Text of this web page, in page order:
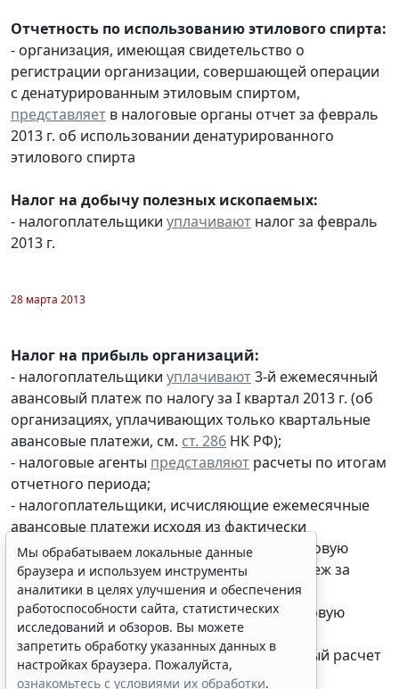
Отчетность по использованию этилового спирта:
- организация, имеющая свидетельство о
регистрации организации, совершающей операции
с денатурированным этиловым спиртом,
представляет в налоговые органы отчет за февраль
2013 г. об использовании денатурированного
этилового спирта
Налог на добычу полезных ископаемых:
- налогоплательщики уплачивают налог за февраль
2013 г.
28 марта 2013
Налог на прибыль организаций:
- налогоплательщики уплачивают3-й ежемесячный
авансовый платеж по налогу за I квартал 2013 г. (об
организациях, уплачивающих только квартальные
авансовые платежи, см. ст. 286 НК РФ);
- налоговые агенты представляют расчеты по итогам
отчетного периода;
- налогоплательщики, исчисляющие ежемесячные
авансовые платежи исходя из фактически
полученной прибыли,представляют
налоговую
декларациюиуплачиваютавансовый платеж за
февраль 2013 г.
- налогоплательщикипредставляютналоговую
декларациюиуплачивают налог за 2012 г.;
- налоговые агенты представляютналоговый расчет
за 2012 г.;
Мы обрабатываем локальные данные
браузера и используем инструменты
аналитики в целях улучшения и обеспечения
работоспособности сайта, статистических
исследований и обзоров. Вы можете
запретить обработку указанных данных в
настройках браузера. Пожалуйста,
ознакомьтесь с условиями их обработки.
Принять